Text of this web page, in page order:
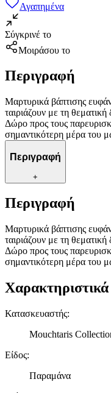
Αγαπημένα
Σύγκρινέ το
Μοιράσου το
Περιγραφή
Μαρτυρικά βάπτισης
ταιριάζουν με τη
Δώρο προς τους
σημαντικότερη μέρα του
Περιγραφή
+
Περιγραφή
Μαρτυρικά βάπτισης
ταιριάζουν με τη
Δώρο προς τους
σημαντικότερη μέρα του
Χαρακτηριστικά
Κατασκευαστής:
Mouchtaris
Είδος:
Παραμάνα